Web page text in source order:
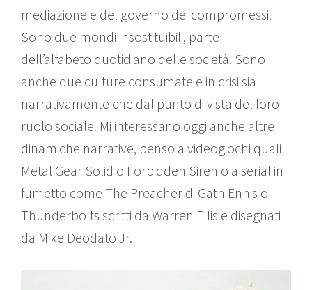
mediazione e del governo dei compromessi.
Sono due mondi insostituibili, parte
dell’alfabeto quotidiano delle società. Sono
anche due culture consumate e in crisi sia
narrativamente che dal punto di vista del loro
ruolo sociale. Mi interessano oggi anche altre
dinamiche narrative, penso a videogiochi quali
Metal Gear Solid o Forbidden Siren o a serial in
fumetto come The Preacher di Gath Ennis o i
Thunderbolts scritti da Warren Ellis e disegnati
da Mike Deodato Jr.